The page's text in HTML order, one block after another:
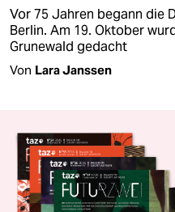
Vor 75 Jahren begann die
Berlin. Am 19. Oktober
Grunewald gedacht
Von Lara Janssen